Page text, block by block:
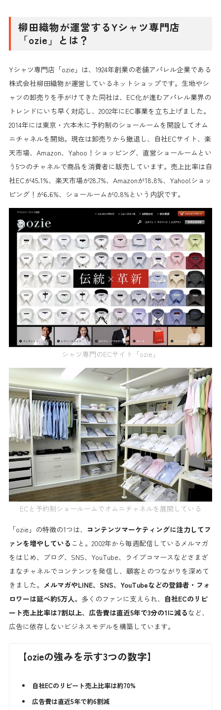
柳田織物が運営するYシャツ専門店
「ozie」とは？
Yシャツ専門店「ozie」は、1924年創業の老舗アパレル企業である
株式会社柳田織物が運営しているネットショップです。生地やシ
ャツの卸売りを手がけてきた同社は、EC化が進むアパレル業界の
トレンドにいち早く対応し、2002年にEC事業を立ち上げました。
2014年には東京・六本木に予約制のショールームを開設してオム
ニチャネルを開始。現在は卸売りから撤退し、自社ECサイト、楽
天市場、Amazon、Yahoo！ショッピング、直営ショールームとい
う5つのチャネルで商品を消費者に販売しています。売上比率は自
社ECが45.1%、楽天市場が28.7%、Amazonが18.8%、Yahoo!ショッ
ピング！が6.6%、ショールームが0.8%という内訳です。
シャツ専門のECサイト「ozie」
ECと予約制ショールームでオムニチャネルを展開している
「ozie」の特徴の1つは、 コンテンツマーケティングに注力してフ
ァンを増やしている こと。2002年から毎週配信しているメルマガ
をはじめ、ブログ、SNS、YouTube、ライブコマースなどさまざ
まなチャネルでコンテンツを発信し、顧客とのつながりを深めて
きました。 メルマガやLINE、SNS、YouTubeなどの登録者・フォ
ロワーは延べ約5万人。 多くのファンに支えられ、 自社ECのリピ
ート売上比率は7割以上、広告費は直近5年で3分の1に減るなど、
広告に依存しないビジネスモデルを構築しています。
【ozieの強みを示す3つの数字】
自社ECのリピート売上比率は約70%
広告費は直近5年で約6割減